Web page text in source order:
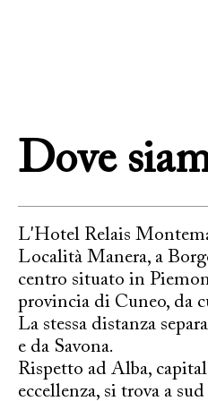
Dove
L'Hotel Relais
Località Manera, a
centro situato in
provincia di Cuneo, da
La stessa distanza
e da Savona.
Rispetto ad Alba,
eccellenza, si trova a